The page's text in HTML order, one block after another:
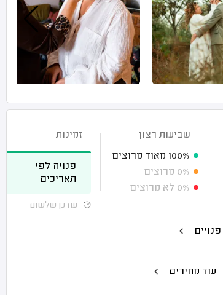
שביעות רצון
100% מאוד מרוצים
0% מרוצים
0% לא מרוצים
זמינות
פנויה לפי
תאריכים
עודכן שלשום
עוד מחירים